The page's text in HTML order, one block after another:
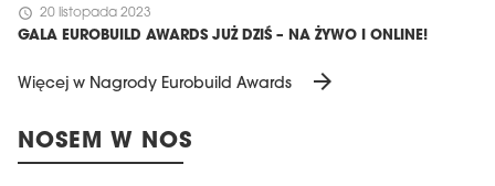
schedule 20 listopada 2023
GALA EUROBUILD AWARDS JUŻ DZIŚ – NA ŻYWO I ONLINE!
Więcej w Nagrody Eurobuild Awards arrow_forward
NOSEM W NOS